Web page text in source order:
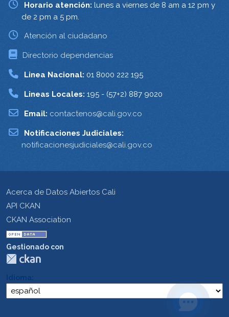
Horario atención: lunes a viernes de 8 am a 12 pm y
de 2 pm a 5 pm.
Atención al ciudadano
Directorio dependencias
Linea Nacional: 01 8000 222 195
Lineas Locales: 195 - (57+2) 887 9020
Email: contactenos@cali.gov.co
Notificaciones Judiciales:
notificacionesjudiciales@cali.gov.co
Acerca de Datos Abiertos Cali
API CKAN
CKAN Association
Gestionado con